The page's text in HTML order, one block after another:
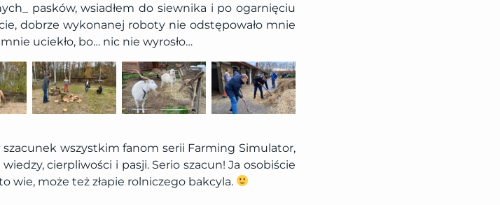
pasków, wsiadłem do siewnika i po ogarnięciu
dobrze wykonanej roboty nie odstępowało mnie
uciekło, bo… nic nie wyrosło…
wszystkim fanom serii Farming Simulator,
cierpliwości i pasji. Serio szacun! Ja osobiście
wie, może też złapie rolniczego bakcyla.